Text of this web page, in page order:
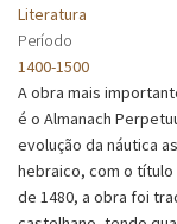
Literatura
Período
1400-1500
A obra mais
é o Almanach
evolução da náutica
hebraico, com o
de 1480, a obra foi